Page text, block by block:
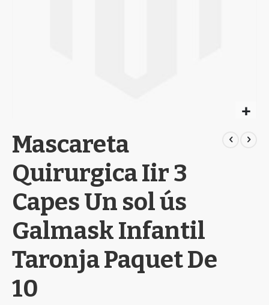
to
the
beginning
of
the
images
gallery
Mascareta
Quirurgica Iir 3
Capes Un sol ús
Galmask Infantil
Taronja Paquet De
10